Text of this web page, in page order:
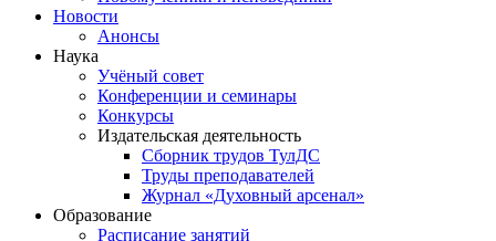
Новости
Анонсы
Наука
Учёный совет
Конференции и семинары
Конкурсы
Издательская деятельность
Сборник трудов ТулДС
Труды преподавателей
Журнал «Духовный арсенал»
Образование
Расписание занятий